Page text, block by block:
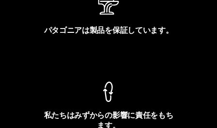
パタゴニアは製品を保証しています。
私たちはみずからの影響に責任をもち
ます。